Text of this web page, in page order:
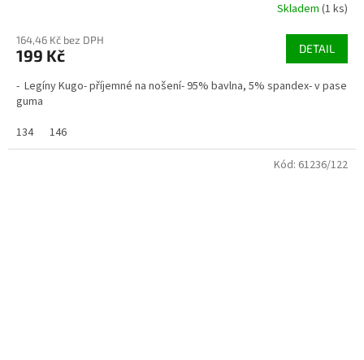
Skladem (1 ks)
164,46 Kč bez DPH
199 Kč DETAIL
- Legíny Kugo- příjemné na nošení- 95% bavlna, 5% spandex- v pase
guma
134
146
Kód: 61236/122